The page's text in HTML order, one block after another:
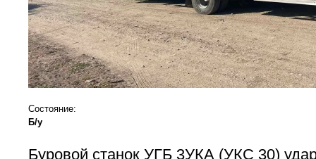
Состояние:
Б/у
Буровой станок УГБ 3УКА (УКС 30)